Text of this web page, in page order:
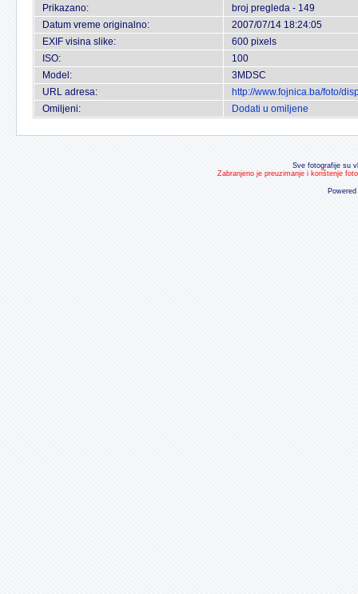
Prikazano:
broj pregleda - 149
Datum vreme originalno:
2007/07/14 18:24:05
EXIF visina slike:
600 pixels
ISO:
100
Model:
3MDSC
URL adresa:
http://www.fojnica.ba/foto/
Omiljeni:
Dodati u omiljene
Sve fotografije su
Zabranjeno je preuzimanje i korištenje